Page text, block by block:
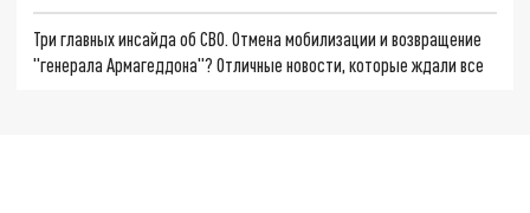
Три главных инсайда об СВО. Отмена мобилизации и возвращение
"генерала Армагеддона"? Отличные новости, которые ждали все